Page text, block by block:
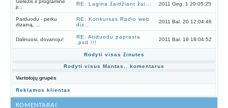
įr...
RE: Lagina žaidžiant žai... 2011 Geg. 1 20:05:25
Parduodu - perku
dizainą, ...
RE: Konkursas Radio web
diz...
2011 Bal. 20 12:04:46
Dalinuosi, dovanoju!
RE: Atiduodu paprasta
.psd !!!
2011 Bal. 19 18:04:52
Rodyti visas žinutes
Rodyti visus Mantas.. komentarus
Vartotojų grupės
Reklamos klientas
KOMENTARAI